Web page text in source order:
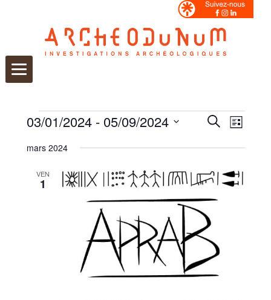
Évènements
Recherche
et
de
Recherche
de
Liste
03/01/2024 - 05/09/2024
date.
mars 2024
VEN
1